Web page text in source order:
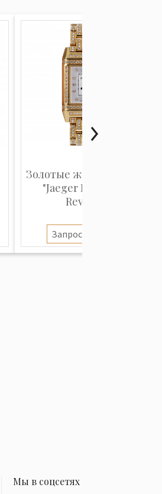
Золотые женские часы
"Jaeger Lecoultre
Revers...
Запросить цену